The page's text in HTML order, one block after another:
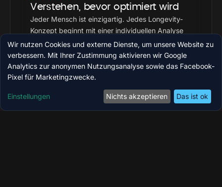
Verstehen, bevor optimiert wird
Jeder Mensch ist einzigartig. Jedes Longevity-
Konzept beginnt mit einer individuellen Analyse
von Haltung, Bewegung, Stoffwechsel und
funktioneller Balance.
Analysen entdecken →
Wir nutzen Cookies und externe Dienste, um unsere Website zu
verbessern. Mit Ihrer Zustimmung aktivieren wir Google
Analytics zur anonymen Nutzungsanalyse sowie das Facebook-
Pixel für Marketingzwecke.
Einstellungen Nichts akzeptieren Das ist ok